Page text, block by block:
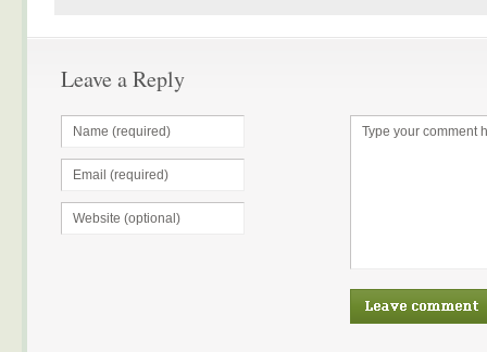
Leave a Reply